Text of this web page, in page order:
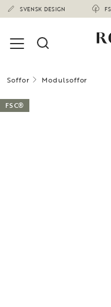
SVENSK DESIGN
Soffor Modulsoffor
FSC®